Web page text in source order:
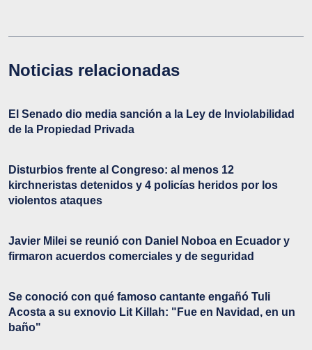
Noticias relacionadas
El Senado dio media sanción a la Ley de Inviolabilidad
de la Propiedad Privada
Disturbios frente al Congreso: al menos 12
kirchneristas detenidos y 4 policías heridos por los
violentos ataques
Javier Milei se reunió con Daniel Noboa en Ecuador y
firmaron acuerdos comerciales y de seguridad
Se conoció con qué famoso cantante engañó Tuli
Acosta a su exnovio Lit Killah: "Fue en Navidad, en un
baño"